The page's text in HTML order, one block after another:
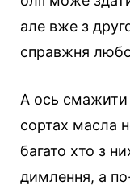
але вже з
справжня
А ось смажити
сортах масла
багато хто з
димлення, а